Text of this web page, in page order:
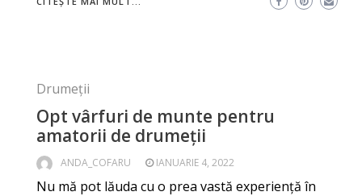
Drumeții
Opt vârfuri de munte pentru
amatorii de drumeții
ANDA_COFARU IANUARIE 4, 2022
Nu mă pot lăuda cu o prea vastă experiență în